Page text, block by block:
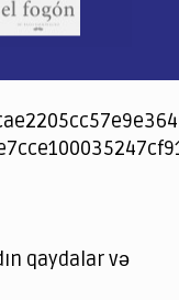
qaydalar və